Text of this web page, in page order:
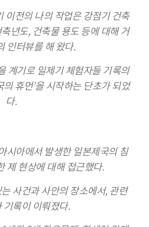
이전의 나의 작업은 강점기 건축
년도, 건축물 용도 등에 대해 거
인터뷰를 해 왔다.
계기로 일제기 체험자들 기록의
휴먼’을 시작하는 단초가 되었
다.
시아에서 발생한 일본제국의 침
제 현상에 대해 접근했다.
사건과 사안의 장소에서, 관련
기록이 이뤄졌다.